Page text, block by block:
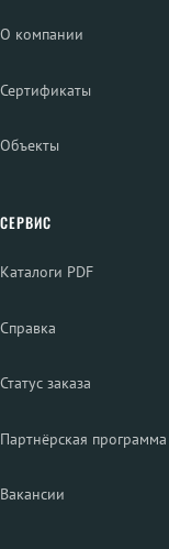
О компании
Сертификаты
Объекты
СЕРВИС
Каталоги PDF
Справка
Статус заказа
Партнёрская программа
Вакансии